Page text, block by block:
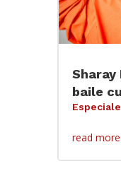
Sharay
baile
read more